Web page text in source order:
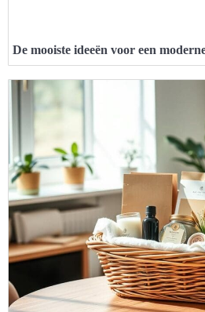
De mooiste ideeën voor een